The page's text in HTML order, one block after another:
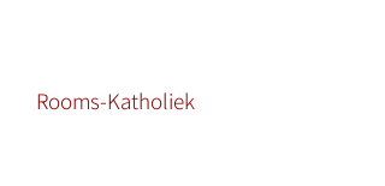
Rooms-Katholiek